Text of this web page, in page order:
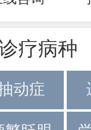
疗病种
动症